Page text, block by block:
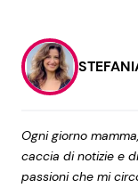
Ogni giorno
caccia di notizie e
passioni che mi